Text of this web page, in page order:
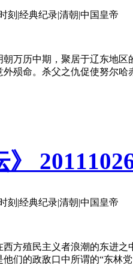
刻|经典纪录|清朝|中国皇帝
朝万历中期，聚居于辽东地
殒命。杀父之仇促使努尔哈
》
刻|经典纪录|清朝|中国皇帝
西方殖民主义者浪潮的东进
们的政敌口中所谓的“东林